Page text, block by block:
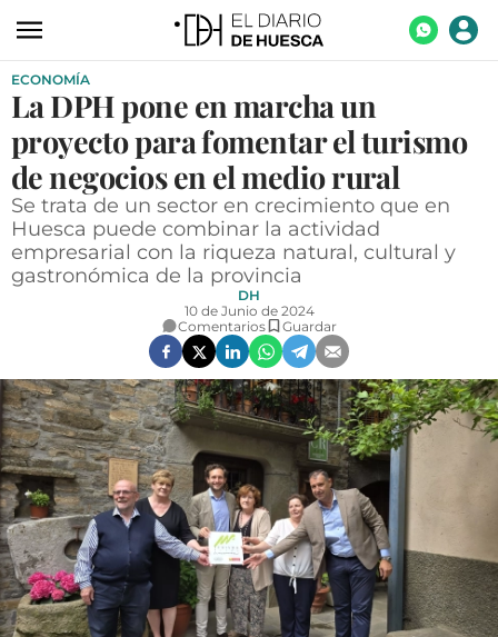
ACTUALIDAD
ECONOMÍA
TECNOLOGÍA
TURISMO
AGROALIMENTACIÓN
DEPORTES
SOCIEDAD
OPINIÓN
GALERÍAS
VÍDEOS
CONTACTAR
FIESTAS EN EL ALTO ARAGÓN
FIESTAS DE SAN LORENZO
ECONOMÍA
La DPH pone en marcha un
proyecto para fomentar el turismo
de negocios en el medio rural
Se trata de un sector en crecimiento que en
Huesca puede combinar la actividad
empresarial con la riqueza natural, cultural y
gastronómica de la provincia
DH
10 de Junio de 2024
Comentarios
Guardar